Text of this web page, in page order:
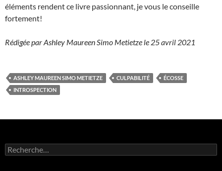
éléments rendent ce livre passionnant, je vous le conseille
fortement!
Rédigée par Ashley Maureen Simo Metietze le 25 avril 2021
ASHLEY MAUREEN SIMO METIETZE CULPABILITÉ
ÉCOSSE
INTROSPECTION
R
e